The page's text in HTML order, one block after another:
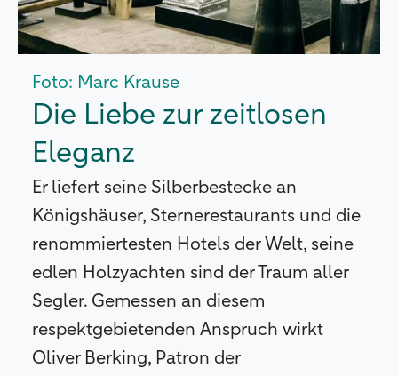
Foto: Marc Krause
Die Liebe zur zeitlosen
Eleganz
Er liefert seine Silberbestecke an
Königshäuser, Sternerestaurants und die
renommiertesten Hotels der Welt, seine
edlen Holzyachten sind der Traum aller
Segler. Gemessen an diesem
respektgebietenden Anspruch wirkt
Oliver Berking, Patron der